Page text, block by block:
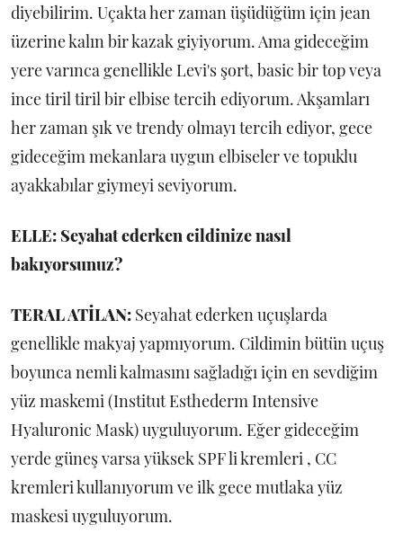
diyebilirim. Uçakta her zaman üşüdüğüm için jean
üzerine kalın bir kazak giyiyorum. Ama gideceğim
yere varınca genellikle Levi's şort, basic bir top veya
ince tiril tiril bir elbise tercih ediyorum. Akşamları
her zaman şık ve trendy olmayı tercih ediyor, gece
gideceğim mekanlara uygun elbiseler ve topuklu
ayakkabılar giymeyi seviyorum.
ELLE: Seyahat ederken cildinize nasıl
bakıyorsunuz?
TERAL ATİLAN: Seyahat ederken uçuşlarda
genellikle makyaj yapmıyorum. Cildimin bütün uçuş
boyunca nemli kalmasını sağladığı için en sevdiğim
yüz maskemi (Institut Esthederm Intensive
Hyaluronic Mask) uyguluyorum. Eğer gideceğim
yerde güneş varsa yüksek SPF li kremleri , CC
kremleri kullanıyorum ve ilk gece mutlaka yüz
maskesi uyguluyorum.